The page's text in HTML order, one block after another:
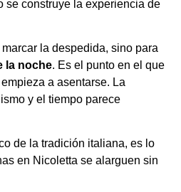
se construye la experiencia de
la despedida, sino para
la noche. Es el punto en el que
a asentarse. La
y el tiempo parece
de la tradición italiana, es lo
en Nicoletta se alarguen sin